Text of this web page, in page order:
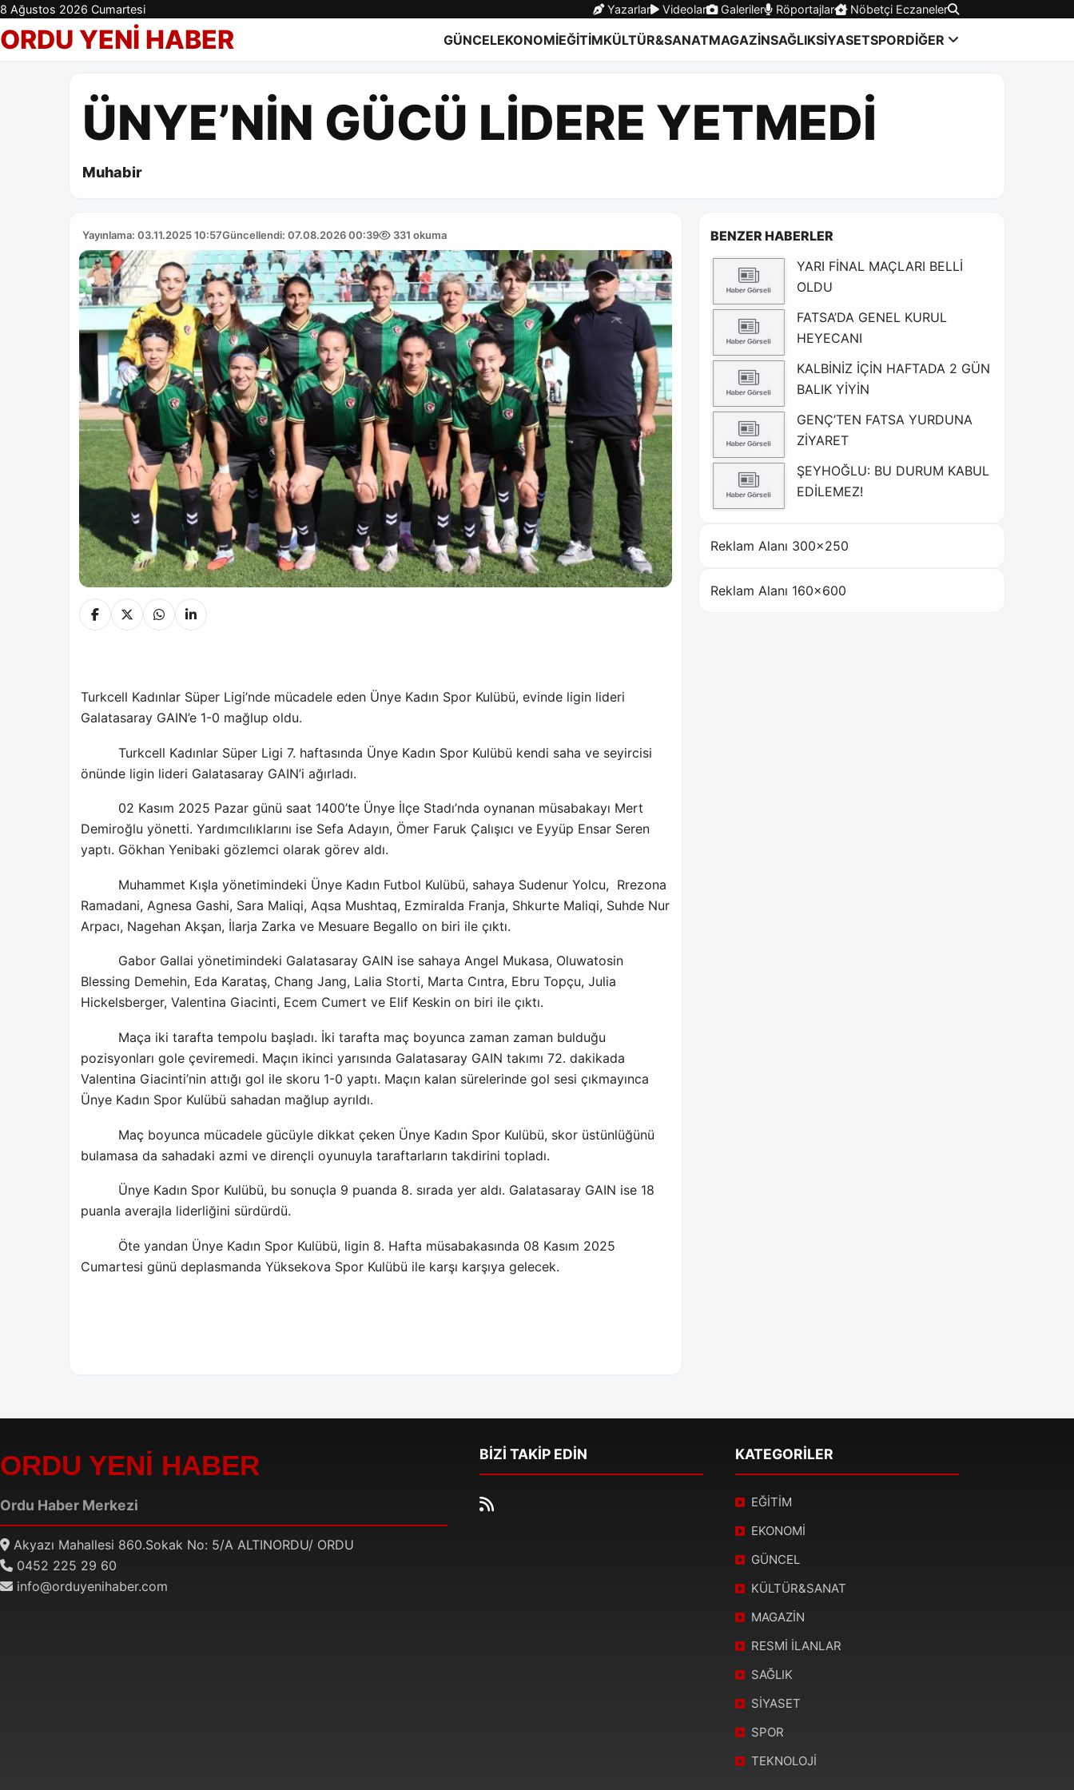
8 Ağustos 2026 Cumartesi Yazarlar Videolar Galeriler Röportajlar Nöbetçi Eczaneler
ORDU YENİ HABER GÜNCELEKONOMİEĞİTİMKÜLTÜR&SANATMAGAZİNSAĞLIKSİYASETSPORDİĞER
ÜNYE’NİN GÜCÜ LİDERE YETMEDİ
Muhabir
Yayınlama: 03.11.2025 10:57Güncellendi: 07.08.2026 00:39 331 okuma
Turkcell Kadınlar Süper Ligi’nde mücadele eden Ünye Kadın Spor Kulübü, evinde ligin lideri
Galatasaray GAIN’e 1-0 mağlup oldu.
Turkcell Kadınlar Süper Ligi 7. haftasında Ünye Kadın Spor Kulübü kendi saha ve seyircisi
önünde ligin lideri Galatasaray GAIN’i ağırladı.
02 Kasım 2025 Pazar günü saat 1400’te Ünye İlçe Stadı’nda oynanan müsabakayı Mert
Demiroğlu yönetti. Yardımcılıklarını ise Sefa Adayın, Ömer Faruk Çalışıcı ve Eyyüp Ensar Seren
yaptı. Gökhan Yenibaki gözlemci olarak görev aldı.
Muhammet Kışla yönetimindeki Ünye Kadın Futbol Kulübü, sahaya Sudenur Yolcu, Rrezona
Ramadani, Agnesa Gashi, Sara Maliqi, Aqsa Mushtaq, Ezmiralda Franja, Shkurte Maliqi, Suhde Nur
Arpacı, Nagehan Akşan, İlarja Zarka ve Mesuare Begallo on biri ile çıktı.
Gabor Gallai yönetimindeki Galatasaray GAIN ise sahaya Angel Mukasa, Oluwatosin
Blessing Demehin, Eda Karataş, Chang Jang, Lalia Storti, Marta Cıntra, Ebru Topçu, Julia
Hickelsberger, Valentina Giacinti, Ecem Cumert ve Elif Keskin on biri ile çıktı.
Maça iki tarafta tempolu başladı. İki tarafta maç boyunca zaman zaman bulduğu
pozisyonları gole çeviremedi. Maçın ikinci yarısında Galatasaray GAIN takımı 72. dakikada
Valentina Giacinti’nin attığı gol ile skoru 1-0 yaptı. Maçın kalan sürelerinde gol sesi çıkmayınca
Ünye Kadın Spor Kulübü sahadan mağlup ayrıldı.
Maç boyunca mücadele gücüyle dikkat çeken Ünye Kadın Spor Kulübü, skor üstünlüğünü
bulamasa da sahadaki azmi ve dirençli oyunuyla taraftarların takdirini topladı.
Ünye Kadın Spor Kulübü, bu sonuçla 9 puanda 8. sırada yer aldı. Galatasaray GAIN ise 18
puanla averajla liderliğini sürdürdü.
Öte yandan Ünye Kadın Spor Kulübü, ligin 8. Hafta müsabakasında 08 Kasım 2025
Cumartesi günü deplasmanda Yüksekova Spor Kulübü ile karşı karşıya gelecek.
BENZER HABERLER
YARI FİNAL MAÇLARI BELLİ
OLDU
FATSA’DA GENEL KURUL
HEYECANI
KALBİNİZ İÇİN HAFTADA 2 GÜN
BALIK YİYİN
GENÇ’TEN FATSA YURDUNA
ZİYARET
ŞEYHOĞLU: BU DURUM KABUL
EDİLEMEZ!
Reklam Alanı 300×250
Reklam Alanı 160×600
ORDU YENİ HABER
Ordu Haber Merkezi
Akyazı Mahallesi 860.Sokak No: 5/A ALTINORDU/ ORDU
0452 225 29 60
info@orduyenihaber.com
BİZİ TAKİP EDİN KATEGORİLER
EĞİTİM
EKONOMİ
GÜNCEL
KÜLTÜR&SANAT
MAGAZİN
RESMİ İLANLAR
SAĞLIK
SİYASET
SPOR
TEKNOLOJİ